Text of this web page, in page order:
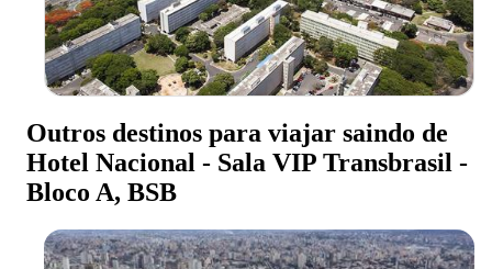
Outros destinos para viajar saindo de
Hotel Nacional - Sala VIP Transbrasil -
Bloco A, BSB